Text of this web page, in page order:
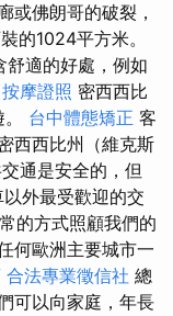
或佛朗哥的破裂，
的1024平方米。
舒適的好處，例如
按摩證照 密西西比
台中體態矯正 客
西西比州（維克斯
通是安全的，但
外最受歡迎的交
的方式照顧我們的
何歐洲主要城市一
合法專業徵信社 總
可以向家庭，年長